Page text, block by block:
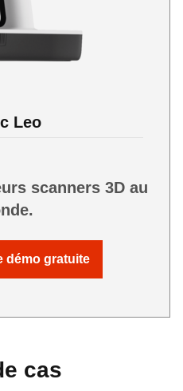
Leo
scanners 3D au
démo gratuite
cas